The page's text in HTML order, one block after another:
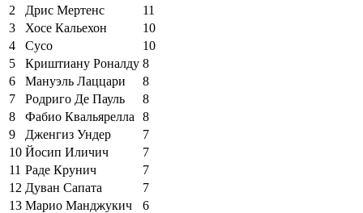
2
Дрис Мертенс
11
3
Хосе Кальехон
10
4
Сусо
10
5
Криштиану Роналду 8
6
Мануэль Лаццари
8
7
Родриго Де Пауль
8
8
Фабио Квальярелла
8
9
Дженгиз Ундер
7
10 Йосип Иличич
7
11 Раде Крунич
7
12 Дуван Сапата
7
13 Марио Манджукич
6